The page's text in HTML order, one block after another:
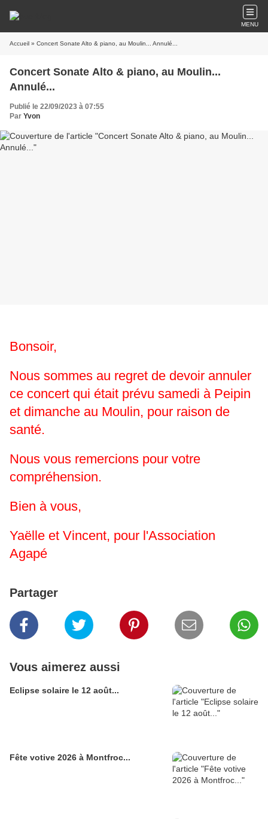
MENU
Accueil » Concert Sonate Alto & piano, au Moulin... Annulé...
Concert Sonate Alto & piano, au Moulin...
Annulé...
Publié le 22/09/2023 à 07:55
Par Yvon
Bonsoir,
Nous sommes au regret de devoir annuler
ce concert qui était prévu samedi à Peipin
et dimanche au Moulin, pour raison de
santé.
Nous vous remercions pour votre
compréhension.
Bien à vous,
Yaëlle et Vincent, pour l'Association
Agapé
Partager
Vous aimerez aussi
Eclipse solaire le 12 août...
Fête votive 2026 à Montfroc...